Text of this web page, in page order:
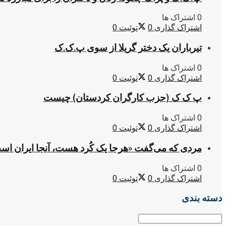
0 اشتراک ها
اشتراک گذاری 0 توئیت 0
تیرباران یک دختر گریلا از سوی پ.ک.ک
0 اشتراک ها
اشتراک گذاری 0 توئیت 0
پ ک ک (حزب کارگران کردستان) چیست
0 اشتراک ها
اشتراک گذاری 0 توئیت 0
مردی که می‌گفت «هرجا یک کُرد هست، آنجا ایران
0 اشتراک ها
اشتراک گذاری 0 توئیت 0
دسته بندی
دسته